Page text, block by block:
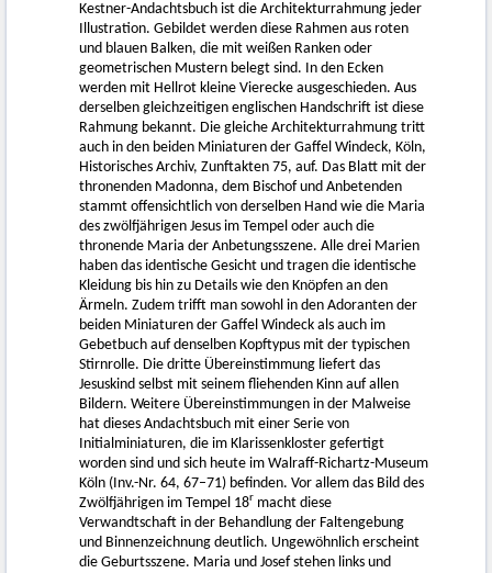
Kestner-Andachtsbuch ist die Architekturrahmung jeder
Illustration. Gebildet werden diese Rahmen aus roten
und blauen Balken, die mit weißen Ranken oder
geometrischen Mustern belegt sind. In den Ecken
werden mit Hellrot kleine Vierecke ausgeschieden. Aus
derselben gleichzeitigen englischen Handschrift ist diese
Rahmung bekannt. Die gleiche Architekturrahmung tritt
auch in den beiden Miniaturen der Gaffel Windeck, Köln,
Historisches Archiv, Zunftakten 75, auf. Das Blatt mit der
thronenden Madonna, dem Bischof und Anbetenden
stammt offensichtlich von derselben Hand wie die Maria
des zwölfjährigen Jesus im Tempel oder auch die
thronende Maria der Anbetungsszene. Alle drei Marien
haben das identische Gesicht und tragen die identische
Kleidung bis hin zu Details wie den Knöpfen an den
Ärmeln. Zudem trifft man sowohl in den Adoranten der
beiden Miniaturen der Gaffel Windeck als auch im
Gebetbuch auf denselben Kopftypus mit der typischen
Stirnrolle. Die dritte Übereinstimmung liefert das
Jesuskind selbst mit seinem fliehenden Kinn auf allen
Bildern. Weitere Übereinstimmungen in der Malweise
hat dieses Andachtsbuch mit einer Serie von
Initialminiaturen, die im Klarissenkloster gefertigt
worden sind und sich heute im Walraff-Richartz-Museum
Köln (Inv.-Nr. 64, 67–71) befinden. Vor allem das Bild des
Zwölfjährigen im Tempel 18r macht diese
Verwandtschaft in der Behandlung der Faltengebung
und Binnenzeichnung deutlich. Ungewöhnlich erscheint
die Geburtsszene. Maria und Josef stehen links und